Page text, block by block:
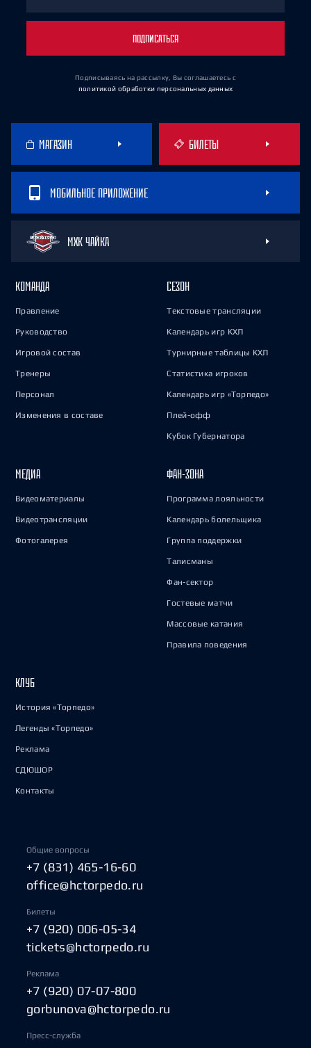
ПОДПИСАТЬСЯ
Подписываясь на рассылку, Вы соглашаетесь с
политикой обработки персональных данных
МАГАЗИН БИЛЕТЫ
МОБИЛЬНОЕ ПРИЛОЖЕНИЕ
МХК ЧАЙКА
КОМАНДА
Правление
Руководство
Игровой состав
Тренеры
Персонал
Изменения в составе
СЕЗОН
Текстовые трансляции
Календарь игр КХЛ
Турнирные таблицы КХЛ
Статистика игроков
Календарь игр «Торпедо»
Плей-офф
Кубок Губернатора
МЕДИА
Видеоматериалы
Видеотрансляции
Фотогалерея
ФАН-ЗОНА
Программа лояльности
Календарь болельщика
Группа поддержки
Талисманы
Фан-сектор
Гостевые матчи
Массовые катания
Правила поведения
КЛУБ
История «Торпедо»
Легенды «Торпедо»
Реклама
СДЮШОР
Контакты
Общие вопросы
+7 (831) 465-16-60
office@hctorpedo.ru
Билеты
+7 (920) 006-05-34
tickets@hctorpedo.ru
Реклама
+7 (920) 07-07-800
gorbunova@hctorpedo.ru
Пресс-служба